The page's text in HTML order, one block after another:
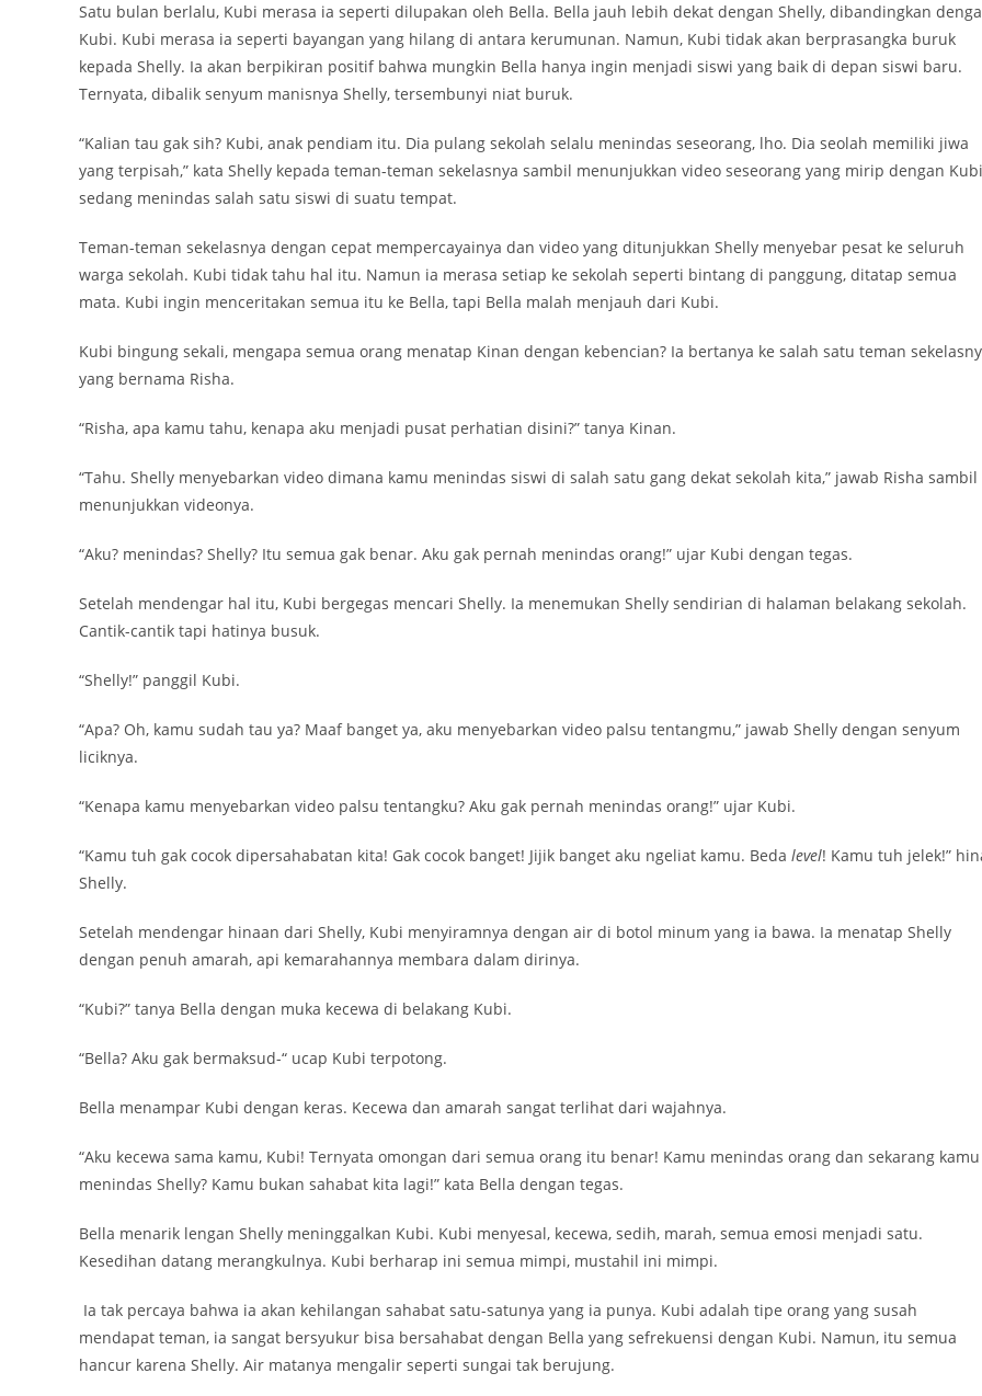
Satu bulan berlalu, Kubi merasa ia seperti dilupakan oleh Bella. Bella jauh lebih dekat dengan Shelly, dibandingkan
Kubi. Kubi merasa ia seperti bayangan yang hilang di antara kerumunan. Namun, Kubi tidak akan berprasangka buruk
kepada Shelly. Ia akan berpikiran positif bahwa mungkin Bella hanya ingin menjadi siswi yang baik di depan siswi baru.
Ternyata, dibalik senyum manisnya Shelly, tersembunyi niat buruk.
“Kalian tau gak sih? Kubi, anak pendiam itu. Dia pulang sekolah selalu menindas seseorang, lho. Dia seolah memiliki jiwa
yang terpisah,” kata Shelly kepada teman-teman sekelasnya sambil menunjukkan video seseorang yang mirip dengan Kubi
sedang menindas salah satu siswi di suatu tempat.
Teman-teman sekelasnya dengan cepat mempercayainya dan video yang ditunjukkan Shelly menyebar pesat ke seluruh
warga sekolah. Kubi tidak tahu hal itu. Namun ia merasa setiap ke sekolah seperti bintang di panggung, ditatap semua
mata. Kubi ingin menceritakan semua itu ke Bella, tapi Bella malah menjauh dari Kubi.
Kubi bingung sekali, mengapa semua orang menatap Kinan dengan kebencian? Ia bertanya ke salah satu teman
yang bernama Risha.
“Risha, apa kamu tahu, kenapa aku menjadi pusat perhatian disini?” tanya Kinan.
“Tahu. Shelly menyebarkan video dimana kamu menindas siswi di salah satu gang dekat sekolah kita,” jawab Risha sambil
menunjukkan videonya.
“Aku? menindas? Shelly? Itu semua gak benar. Aku gak pernah menindas orang!” ujar Kubi dengan tegas.
Setelah mendengar hal itu, Kubi bergegas mencari Shelly. Ia menemukan Shelly sendirian di halaman belakang sekolah.
Cantik-cantik tapi hatinya busuk.
“Shelly!” panggil Kubi.
“Apa? Oh, kamu sudah tau ya? Maaf banget ya, aku menyebarkan video palsu tentangmu,” jawab Shelly dengan senyum
liciknya.
“Kenapa kamu menyebarkan video palsu tentangku? Aku gak pernah menindas orang!” ujar Kubi.
“Kamu tuh gak cocok dipersahabatan kita! Gak cocok banget! Jijik banget aku ngeliat kamu. Beda level! Kamu tuh jelek!”
Shelly.
Setelah mendengar hinaan dari Shelly, Kubi menyiramnya dengan air di botol minum yang ia bawa. Ia menatap Shelly
dengan penuh amarah, api kemarahannya membara dalam dirinya.
“Kubi?” tanya Bella dengan muka kecewa di belakang Kubi.
“Bella? Aku gak bermaksud-“ ucap Kubi terpotong.
Bella menampar Kubi dengan keras. Kecewa dan amarah sangat terlihat dari wajahnya.
“Aku kecewa sama kamu, Kubi! Ternyata omongan dari semua orang itu benar! Kamu menindas orang dan sekarang kamu
menindas Shelly? Kamu bukan sahabat kita lagi!” kata Bella dengan tegas.
Bella menarik lengan Shelly meninggalkan Kubi. Kubi menyesal, kecewa, sedih, marah, semua emosi menjadi satu.
Kesedihan datang merangkulnya. Kubi berharap ini semua mimpi, mustahil ini mimpi.
Ia tak percaya bahwa ia akan kehilangan sahabat satu-satunya yang ia punya. Kubi adalah tipe orang yang susah
mendapat teman, ia sangat bersyukur bisa bersahabat dengan Bella yang sefrekuensi dengan Kubi. Namun, itu semua
hancur karena Shelly. Air matanya mengalir seperti sungai tak berujung.